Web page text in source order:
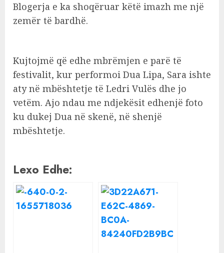
Blogerja e ka shoqëruar këtë imazh me një
zemër të bardhë.
Kujtojmë që edhe mbrëmjen e parë të
festivalit, kur performoi Dua Lipa, Sara ishte
aty në mbështetje të Ledri Vulës dhe jo
vetëm. Ajo ndau me ndjekësit edhenjë foto
ku dukej Dua në skenë, në shenjë
mbështetje.
Lexo Edhe: